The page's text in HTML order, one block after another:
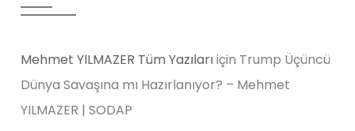
Mehmet YILMAZER Tüm Yazılarıiçin Trump Üçüncü
Dünya Savaşına mı Hazırlanıyor? – Mehmet
YILMAZER | SODAP